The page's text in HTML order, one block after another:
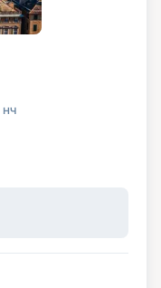
нч